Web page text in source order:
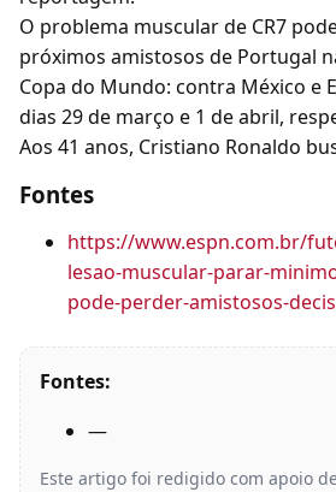
O problema muscular de CR7
próximos amistosos de Portugal
Copa do Mundo: contra México e
dias 29 de março e 1 de abril,
Aos 41 anos, Cristiano Ronaldo
Fontes
https://www.espn.com.br/
lesao-muscular-parar-
pode-perder-amistosos-
Fontes:
—
Este artigo foi redigido com apoio